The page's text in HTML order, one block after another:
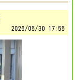
2026/05/30 17:55